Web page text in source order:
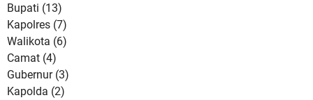
Bupati (13)
Kapolres (7)
Walikota (6)
Camat (4)
Gubernur (3)
Kapolda (2)